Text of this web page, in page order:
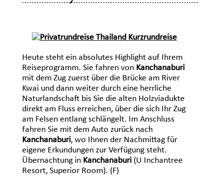
Heute steht ein absolutes Highlight auf Ihrem
Reiseprogramm. Sie fahren von Kanchanaburi
mit dem Zug zuerst über die Brücke am River
Kwai und dann weiter durch eine herrliche
Naturlandschaft bis Sie die alten Holzviadukte
direkt am Fluss erreichen, über die sich Ihr Zug
am Felsen entlang schlängelt. Im Anschluss
fahren Sie mit dem Auto zurück nach
Kanchanaburi, wo Ihnen der Nachmittag für
eigene Erkundungen zur Verfügung steht.
Übernachtung in Kanchanaburi(U Inchantree
Resort, Superior Room). (F)